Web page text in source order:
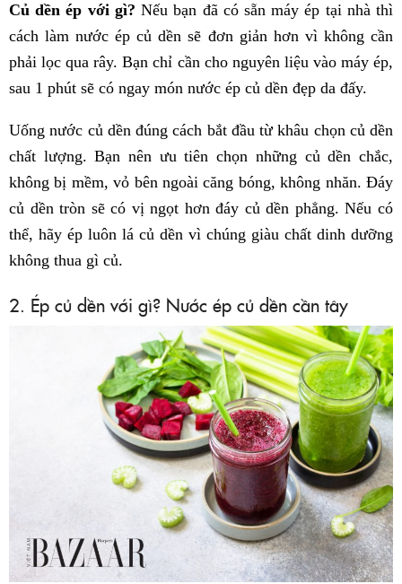
Củ dền ép với gì? Nếu bạn đã có sẵn máy ép tại nhà thì
cách làm nước ép củ dền sẽ đơn giản hơn vì không cần
phải lọc qua rây. Bạn chỉ cần cho nguyên liệu vào máy ép,
sau 1 phút sẽ có ngay món nước ép củ dền đẹp da đấy.
Uống nước củ dền đúng cách bắt đầu từ khâu chọn củ dền
chất lượng. Bạn nên ưu tiên chọn những củ dền chắc,
không bị mềm, vỏ bên ngoài căng bóng, không nhăn. Đáy
củ dền tròn sẽ có vị ngọt hơn đáy củ dền phẳng. Nếu có
thể, hãy ép luôn lá củ dền vì chúng giàu chất dinh dưỡng
không thua gì củ.
2. Ép củ dền với gì? Nước ép củ dền cần tây